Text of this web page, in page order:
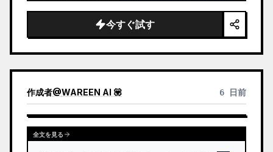
われた繊細な白いドレープのファンタジー衣装を身
にまとい、細い腕のジュエリー、ゴールドのレッグ
今すぐ試す
作成者@WAREEN AI 💟 6 日前
全文を見る